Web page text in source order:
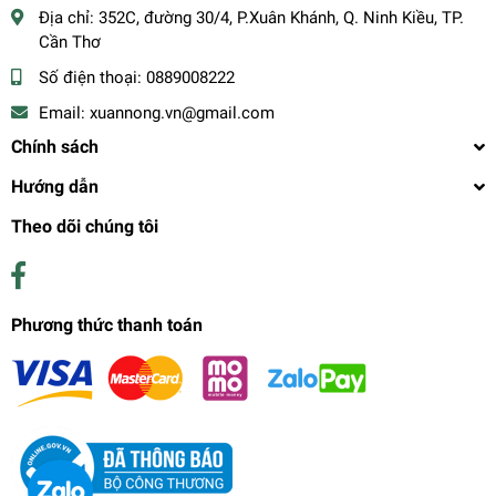
Địa chỉ: 352C, đường 30/4, P.Xuân Khánh, Q. Ninh Kiều, TP.
Cần Thơ
Số điện thoại: 0889008222
Email: xuannong.vn@gmail.com
Chính sách
Hướng dẫn
Theo dõi chúng tôi
Phương thức thanh toán
120.000₫
undefined